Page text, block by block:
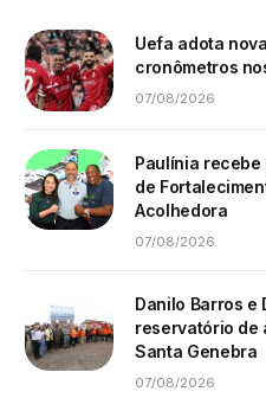
Uefa adota
cronômetros
07/08/2026
Paulínia
de
Acolhedora
07/08/2026
Danilo Barros e
reservatório de
Santa Genebra
07/08/2026